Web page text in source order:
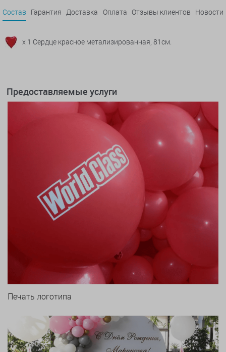
Состав Гарантия Доставка Оплата Отзывы клиентов Новости
x 1 Сердце красное метализированная, 81см.
Предоставляемые услуги
Печать логотипа